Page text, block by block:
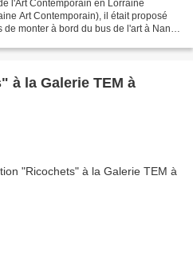
l'Art Contemporain en Lorraine
Art Contemporain), il était proposé
monter à bord du bus de l'art à Nancy
à la Galerie TEM à